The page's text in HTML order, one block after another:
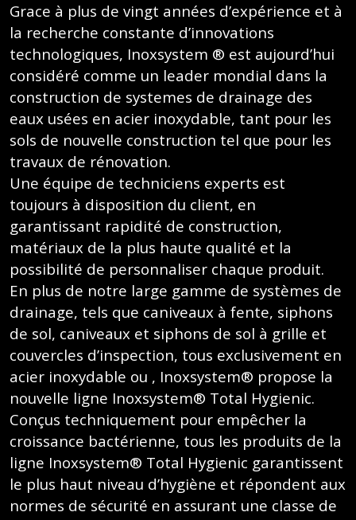
Grace à plus de vingt années d’expérience et à
la recherche constante d’innovations
technologiques, Inoxsystem ® est aujourd’hui
considéré comme un leader mondial dans la
construction de systemes de drainage des
eaux usées en acier inoxydable, tant pour les
sols de nouvelle construction tel que pour les
travaux de rénovation.
Une équipe de techniciens experts est
toujours à disposition du client, en
garantissant rapidité de construction,
matériaux de la plus haute qualité et la
possibilité de personnaliser chaque produit.
En plus de notre large gamme de systèmes de
drainage, tels que caniveaux à fente, siphons
de sol, caniveaux et siphons de sol à grille et
couvercles d’inspection, tous exclusivement en
acier inoxydable ou , Inoxsystem® propose la
nouvelle ligne Inoxsystem® Total Hygienic.
Conçus techniquement pour empêcher la
croissance bactérienne, tous les produits de la
ligne Inoxsystem® Total Hygienic garantissent
le plus haut niveau d’hygiène et répondent aux
normes de sécurité en assurant une classe de